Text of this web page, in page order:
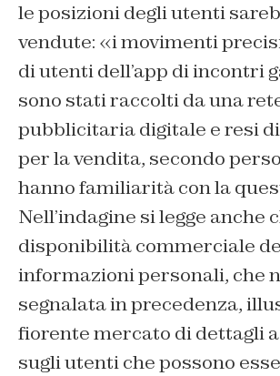
le posizioni degli utenti
vendute: «i movimenti
di utenti dell’app di incontri
sono stati raccolti da una
pubblicitaria digitale e resi
per la vendita, secondo
hanno familiarità con la
Nell’indagine si legge anche
disponibilità commerciale
informazioni personali, che
segnalata in precedenza,
fiorente mercato di dettagli
sugli utenti che possono